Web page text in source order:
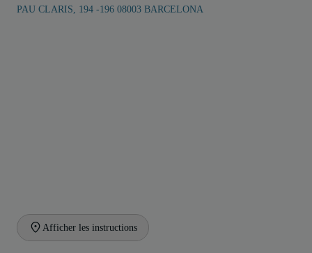
PAU CLARIS, 194 -196 08003 BARCELONA
Afficher les instructions